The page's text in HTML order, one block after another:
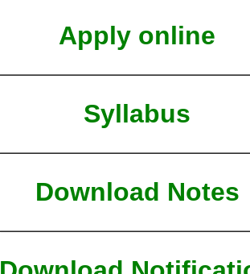
Apply online
Syllabus
Download Notes